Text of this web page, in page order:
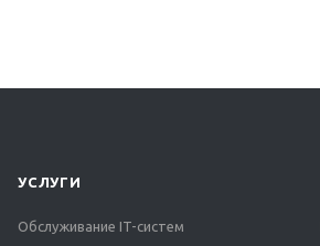
УСЛУГИ
Обслуживание IT-систем